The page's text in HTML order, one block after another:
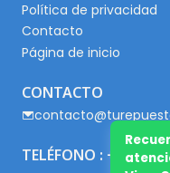
Política de privacidad
Contacto
Página de inicio
CONTACTO
TELÉFONO : +56 9